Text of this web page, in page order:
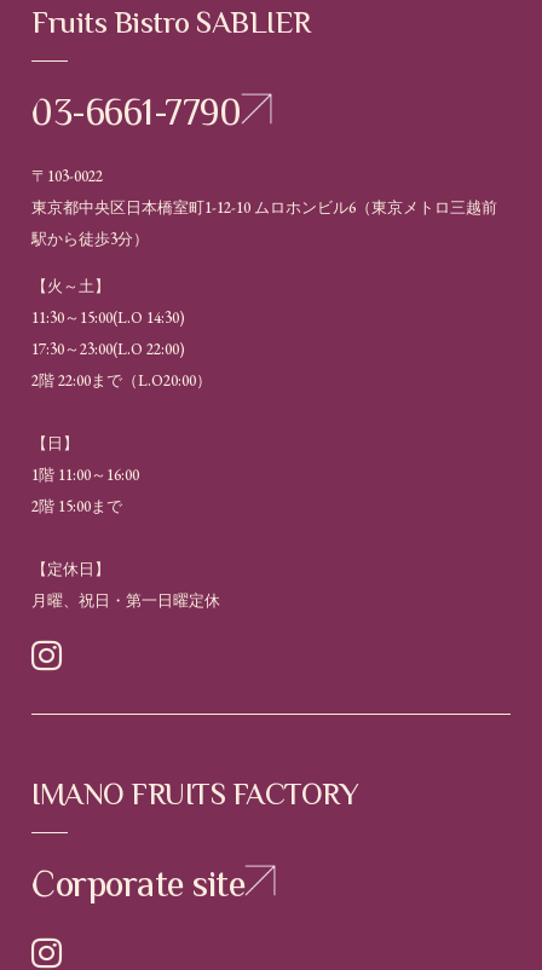
Fruits Bistro SABLIER
03-6661-7790
〒103-0022
東京都中央区日本橋室町1-12-10 ムロホンビル6（東京メトロ三越前
駅から徒歩3分）
【火～土】
11:30～15:00(L.O 14:30)
17:30～23:00(L.O 22:00)
2階 22:00まで（L.O20:00）
【日】
1階 11:00～16:00
2階 15:00まで
【定休日】
月曜、祝日・第一日曜定休

IMANO FRUITS FACTORY
Corporate site
